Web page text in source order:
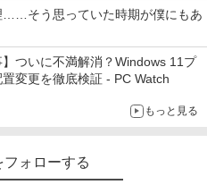
……そう思っていた時期が僕にもあ
】ついに不満解消？Windows 11プ
変更を徹底検証 - PC Watch
もっと見る
フォローする